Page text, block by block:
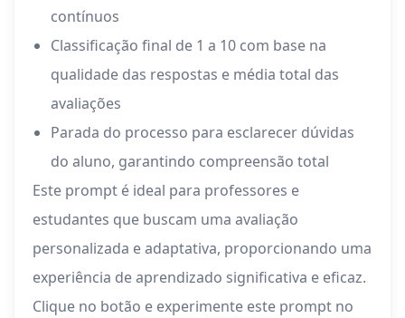
contínuos
Classificação final de 1 a 10 com base na
qualidade das respostas e média total das
avaliações
Parada do processo para esclarecer dúvidas
do aluno, garantindo compreensão total
Este prompt é ideal para professores e
estudantes que buscam uma avaliação
personalizada e adaptativa, proporcionando uma
experiência de aprendizado significativa e eficaz.
Clique no botão e experimente este prompt no